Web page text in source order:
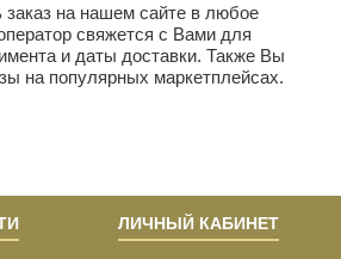
на нашем сайте в любое
свяжется с Вами для
и даты доставки. Также Вы
на популярных маркетплейсах.
ЛИЧНЫЙ КАБИНЕТ